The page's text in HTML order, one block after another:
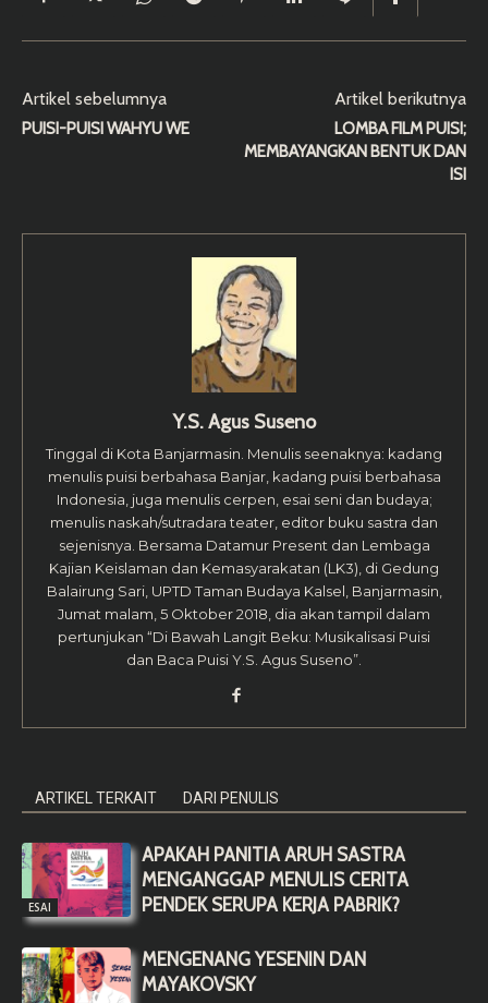
Artikel sebelumnya
PUISI-PUISI WAHYU WE
Artikel berikutnya
LOMBA FILM PUISI;
MEMBAYANGKAN BENTUK DAN
ISI
Y.S. Agus Suseno
Tinggal di Kota Banjarmasin. Menulis seenaknya: kadang
menulis puisi berbahasa Banjar, kadang puisi berbahasa
Indonesia, juga menulis cerpen, esai seni dan budaya;
menulis naskah/sutradara teater, editor buku sastra dan
sejenisnya. Bersama Datamur Present dan Lembaga
Kajian Keislaman dan Kemasyarakatan (LK3), di Gedung
Balairung Sari, UPTD Taman Budaya Kalsel, Banjarmasin,
Jumat malam, 5 Oktober 2018, dia akan tampil dalam
pertunjukan “Di Bawah Langit Beku: Musikalisasi Puisi
dan Baca Puisi Y.S. Agus Suseno”.
ARTIKEL TERKAIT DARI PENULIS
ESAI
APAKAH PANITIA ARUH SASTRA
MENGANGGAP MENULIS CERITA
PENDEK SERUPA KERJA PABRIK?
MENGENANG YESENIN DAN
MAYAKOVSKY